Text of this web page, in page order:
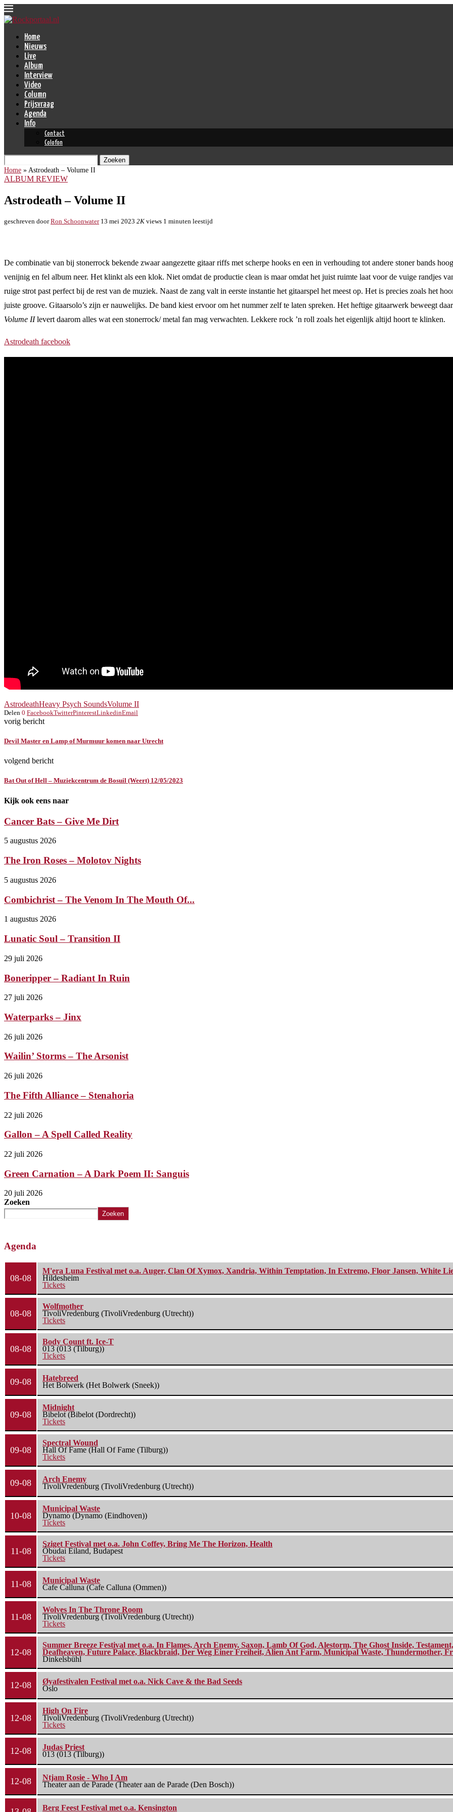
Home
Nieuws
Live
Album
Interview
Video
Column
Prijsvraag
Agenda
Info
Contact
Colofon
Zoeken
Home » Astrodeath – Volume II
ALBUM REVIEW
Astrodeath – Volume II
geschreven doorRon Schoonwater 13 mei 2023 2K views 1 minuten leestijd
De combinatie van bij stonerrock bekende zwaar aangezette gitaar riffs met scherpe hooks en een in verhouding tot andere stoner bands
venijnig en fel album neer. Het klinkt als een klok. Niet omdat de productie clean is maar omdat het juist ruimte laat voor de vuige randjes
ruige strot past perfect bij de rest van de muziek. Naast de zang valt in eerste instantie het gitaarspel het meest op. Het is precies zoals het
juiste groove. Gitaarsolo’s zijn er nauwelijks. De band kiest ervoor om het nummer zelf te laten spreken. Het heftige gitaarwerk beweegt
Volume IIlevert daarom alles wat een stonerrock/ metal fan mag verwachten. Lekkere rock ’n roll zoals het eigenlijk altijd hoort te klinken.
Astrodeath facebook
AstrodeathHeavy Psych SoundsVolume II
Delen 0 FacebookTwitterPinterestLinkedinEmail
vorig bericht
Devil Master en Lamp of Murmuur komen naar Utrecht
volgend bericht
Bat Out of Hell – Muziekcentrum de Bosuil (Weert) 12/05/2023
Kijk ook eens naar
Cancer Bats – Give Me Dirt
5 augustus 2026
The Iron Roses – Molotov Nights
5 augustus 2026
Combichrist – The Venom In The Mouth Of...
1 augustus 2026
Lunatic Soul – Transition II
29 juli 2026
Boneripper – Radiant In Ruin
27 juli 2026
Waterparks – Jinx
26 juli 2026
Wailin’ Storms – The Arsonist
26 juli 2026
The Fifth Alliance – Stenahoria
22 juli 2026
Gallon – A Spell Called Reality
22 juli 2026
Green Carnation – A Dark Poem II: Sanguis
20 juli 2026
Zoeken
Zoeken
Agenda
08-08
M'era Luna Festival met o.a. Auger, Clan Of Xymox, Xandria, Within Temptation, In Extremo, Floor Jansen, White
Hildesheim
Tickets
08-08
Wolfmother
TivoliVredenburg (TivoliVredenburg (Utrecht))
Tickets
08-08
Body Count ft. Ice-T
013 (013 (Tilburg))
Tickets
09-08
Hatebreed
Het Bolwerk (Het Bolwerk (Sneek))
09-08
Midnight
Bibelot (Bibelot (Dordrecht))
Tickets
09-08
Spectral Wound
Hall Of Fame (Hall Of Fame (Tilburg))
Tickets
09-08
Arch Enemy
TivoliVredenburg (TivoliVredenburg (Utrecht))
10-08
Municipal Waste
Dynamo (Dynamo (Eindhoven))
Tickets
11-08
Sziget Festival met o.a. John Coffey, Bring Me The Horizon, Health
Óbudai Eiland, Budapest
Tickets
11-08
Municipal Waste
Cafe Calluna (Cafe Calluna (Ommen))
11-08
Wolves In The Throne Room
TivoliVredenburg (TivoliVredenburg (Utrecht))
Tickets
12-08
Summer Breeze Festival met o.a. In Flames, Arch Enemy, Saxon, Lamb Of God, Alestorm, The Ghost Inside,
Deafheaven, Future Palace, Blackbraid, Der Weg Einer Freiheit, Alien Ant Farm, Municipal Waste, Thundermother,
Dinkelsbühl
12-08
Øyafestivalen Festival met o.a. Nick Cave & the Bad Seeds
Oslo
12-08
High On Fire
TivoliVredenburg (TivoliVredenburg (Utrecht))
Tickets
12-08
Judas Priest
013 (013 (Tilburg))
12-08
Ntjam Rosie - Who I Am
Theater aan de Parade (Theater aan de Parade (Den Bosch))
Berg Feest Festival met o.a. Kensington